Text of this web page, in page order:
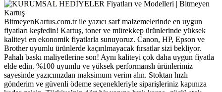
BitmeyenKartus.com.tr ile yazıcı sarf malzemelerinde en uygun
fiyatları keşfedin! Kartuş, toner ve mürekkep ürünlerinde yüksek
kaliteyi en ekonomik fiyatlarla sunuyoruz. Canon, HP, Epson ve
Brother uyumlu ürünlerde kaçırılmayacak fırsatlar sizi bekliyor.
Pahalı baskı maliyetlerine son! Aynı kaliteyi çok daha uygun fiyatla
elde edin. %100 uyumlu ve yüksek performanslı ürünlerimiz
sayesinde yazıcınızdan maksimum verim alın. Stoktan hızlı
gönderim ve güvenli ödeme seçenekleriyle siparişleriniz kapınıza